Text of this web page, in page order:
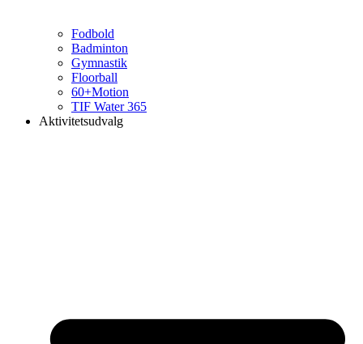
Fodbold
Badminton
Gymnastik
Floorball
60+Motion
TIF Water 365
Aktivitetsudvalg